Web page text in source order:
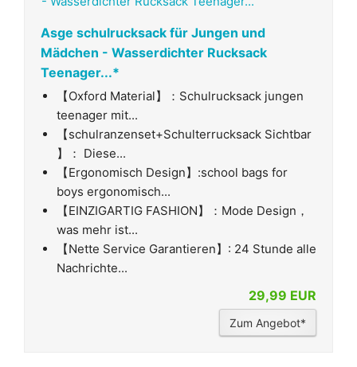
Asge schulrucksack für Jungen und
Mädchen - Wasserdichter Rucksack
Teenager...*
【Oxford Material】：Schulrucksack jungen
teenager mit...
【schulranzenset+Schulterrucksack Sichtbar
】： Diese...
【Ergonomisch Design】:school bags for
boys ergonomisch...
【EINZIGARTIG FASHION】：Mode Design，
was mehr ist...
【Nette Service Garantieren】: 24 Stunde alle
Nachrichte...
29,99 EUR
Zum Angebot*